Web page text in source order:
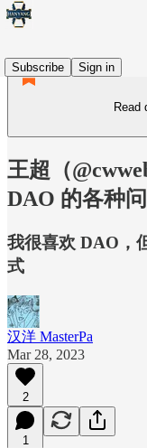
Subscribe
Sign in
Read
王超（
DAO 的各种
我很喜欢 DAO，
式
汉洋 MasterPa
Mar 28, 2023
2
1